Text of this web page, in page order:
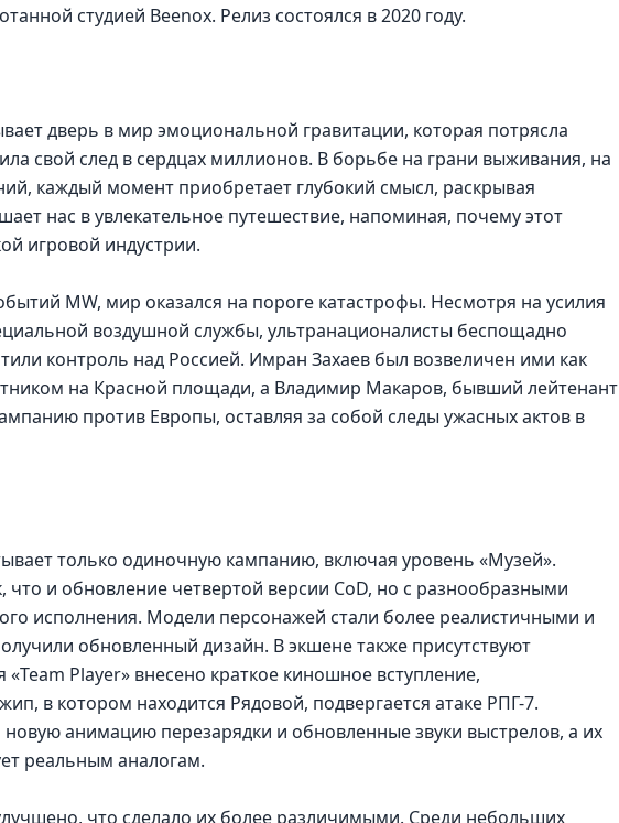
студией Beenox. Релиз состоялся в 2020 году.
дверь в мир эмоциональной гравитации, которая потрясла
свой след в сердцах миллионов. В борьбе на грани выживания, на
каждый момент приобретает глубокий смысл, раскрывая
нас в увлекательное путешествие, напоминая, почему этот
игровой индустрии.
MW, мир оказался на пороге катастрофы. Несмотря на усилия
воздушной службы, ультранационалисты беспощадно
контроль над Россией. Имран Захаев был возвеличен ими как
на Красной площади, а Владимир Макаров, бывший лейтенант
против Европы, оставляя за собой следы ужасных актов в
только одиночную кампанию, включая уровень «Музей».
что и обновление четвертой версии CoD, но с разнообразными
исполнения. Модели персонажей стали более реалистичными и
обновленный дизайн. В экшене также присутствуют
Player» внесено краткое киношное вступление,
в котором находится Рядовой, подвергается атаке РПГ-7.
анимацию перезарядки и обновленные звуки выстрелов, а их
реальным аналогам.
что сделало их более различимыми. Среди небольших